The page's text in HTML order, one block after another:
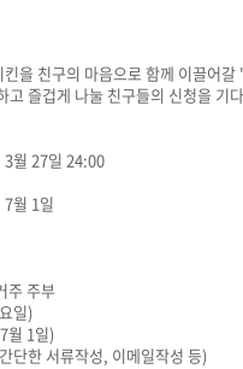
을 친구의 마음으로 함께 이끌어
고 즐겁게 나눌 친구들의 신청을 기
월 27일 24:00
월 1일
주 주부
일)
월 1일)
단한 서류작성, 이메일작성 등)